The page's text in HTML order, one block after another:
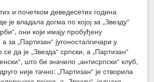
и почетком деведесетих година
је владала догма по којој за „Звезду“
они који имају пробуђену
за „Партизан“ југоносталгичари у
да је „Звезда“ српски, а „Партизан“
што би значило „антисрпски“ клуб,
није тачно: „Партизан“ је створила